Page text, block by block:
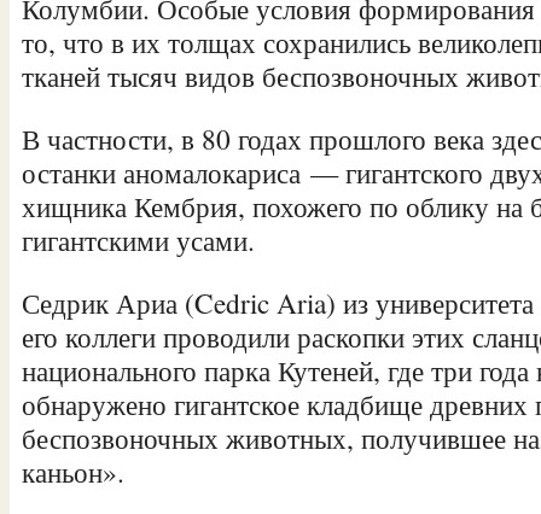
Колумбии. Особые условия формирования
то, что в их толщах сохранились
тканей тысяч видов беспозвоночных
В частности, в 80 годах прошлого века
останки аномалокариса — гигантского
хищника Кембрия, похожего по облику на
гигантскими усами.
Седрик Ариа (Cedric Aria) из
его коллеги проводили раскопки этих
национального парка Кутеней, где три
обнаружено гигантское кладбище
беспозвоночных животных, получившее
каньон».